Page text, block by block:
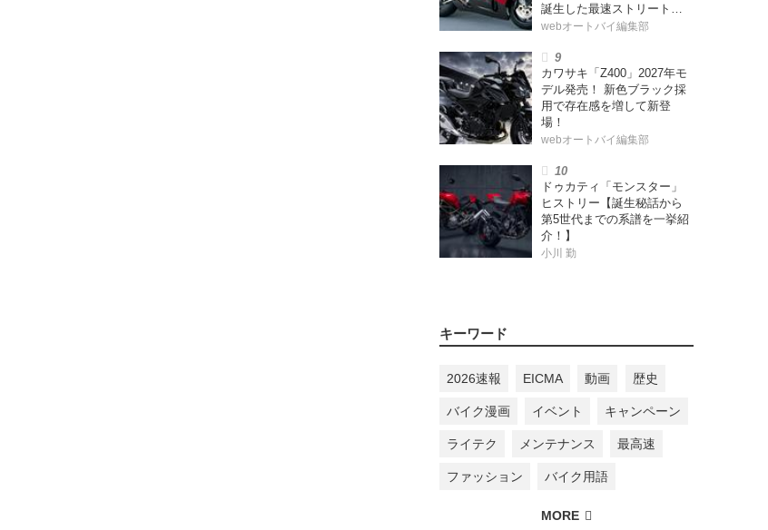
誕生した最速ストリートモ
デル【ヨシムラ伝】
webオートバイ編集部
カワサキ「Z400」2027年モ
デル発売！ 新色ブラック採
用で存在感を増して新登
場！
webオートバイ編集部
ドゥカティ「モンスター」
ヒストリー【誕生秘話から
第5世代までの系譜を一挙紹
介！】
小川 勤
キーワード
2026速報 EICMA 動画 歴史
バイク漫画 イベント キャンペーン
ライテク メンテナンス 最高速
ファッション バイク用語